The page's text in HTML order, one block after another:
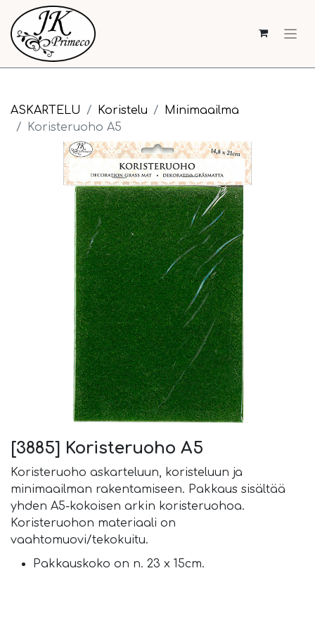
ASKARTELU Koristelu
Minimaailma
Koristeruoho A5
[3885] Koristeruoho A5
Koristeruoho askarteluun, koristeluun ja
minimaailman rakentamiseen. Pakkaus sisältää
yhden A5-kokoisen arkin koristeruohoa.
Koristeruohon materiaali on
vaahtomuovi/tekokuitu.
Pakkauskoko on n. 23 x 15cm.